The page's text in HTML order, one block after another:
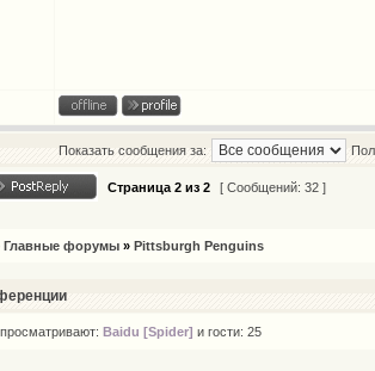
Показать сообщения за:
Страница 2 из 2 [ Сообщений: 32 ]
Главные форумы » Pittsburgh Penguins
Baidu [Spider] и гости: 25